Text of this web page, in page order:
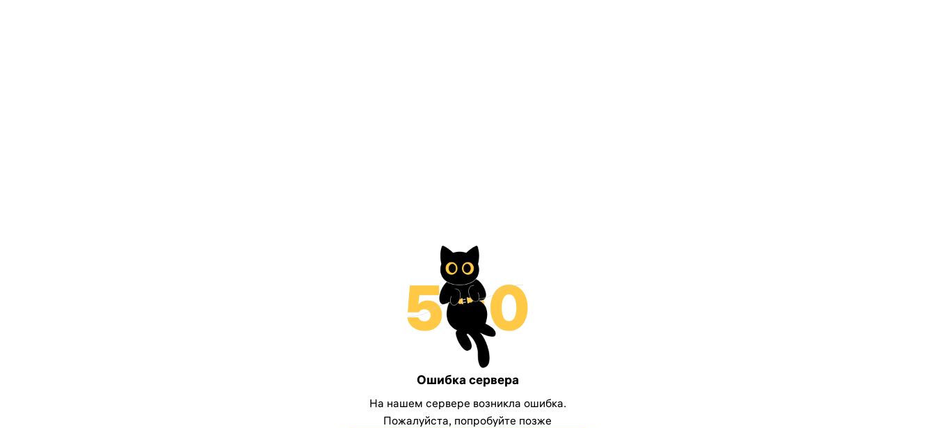
Ошибка сервера
На нашем сервере возникла ошибка.
Пожалуйста, попробуйте позже